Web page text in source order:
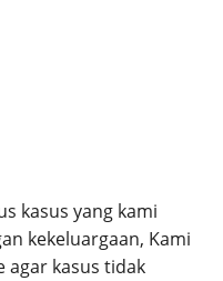
kasus yang kami
kekeluargaan, Kami
agar kasus tidak